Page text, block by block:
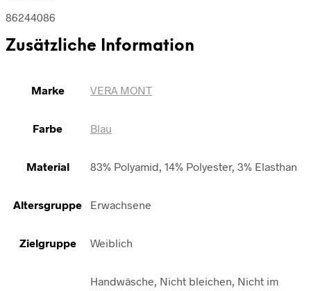
86244086
Zusätzliche Information
Marke VERA MONT
Farbe Blau
Material 83% Polyamid, 14% Polyester, 3% Elasthan
Altersgruppe Erwachsene
Zielgruppe Weiblich
Handwäsche, Nicht bleichen, Nicht im